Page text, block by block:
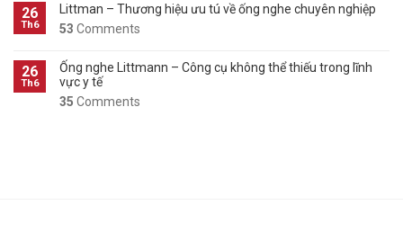
26
Th6
Littman – Thương hiệu ưu tú về ống nghe chuyên nghiệp
53 Comments
26
Th6
Ống nghe Littmann – Công cụ không thể thiếu trong lĩnh
vực y tế
35 Comments